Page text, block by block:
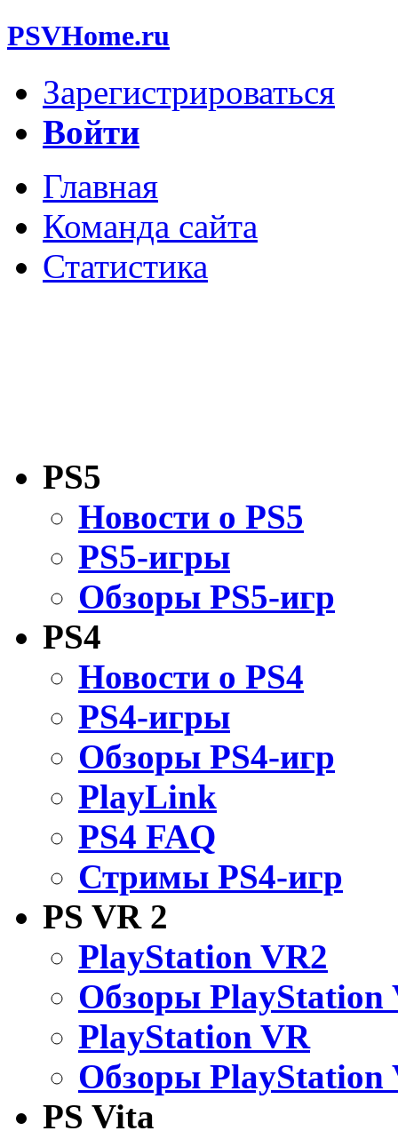
PSVHome.ru
Зарегистрироваться
Войти
Главная
Команда сайта
Статистика
PS5
Новости о PS5
PS5-игры
Обзоры PS5-игр
PS4
Новости о PS4
PS4-игры
Обзоры PS4-игр
PlayLink
PS4 FAQ
Стримы PS4-игр
PS VR 2
PlayStation VR2
Обзоры PlayStation
PlayStation VR
Обзоры PlayStation
PS Vita